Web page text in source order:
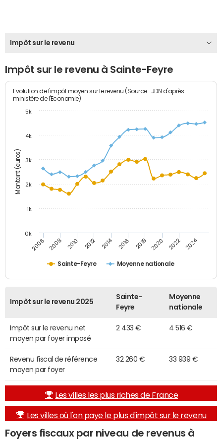
Impôt sur le revenu
Impôt sur le revenu à Sainte-Feyre
Montant (euros)
Evolution de l'impôt moyen sur le revenu (Source : JDN d'après
ministère de l'Economie)
Sainte-Feyre Moyenne nationale
2006 2008 2010 2012 2014 2016 2018 2020 2022 2024
0k
1k
2k
3k
4k
5k
Impôt sur le revenu 2025
Sainte-
Feyre
Moyenne
nationale
Impôt sur le revenu net
moyen par foyer imposé
2 433 € 4 516 €
Revenu fiscal de référence
moyen par foyer
32 260 € 33 939 €
Les villes les plus riches de France
Les villes où l'on paye le plus d'impôt sur le revenu
Foyers fiscaux par niveau de revenus à